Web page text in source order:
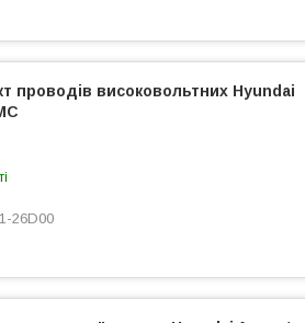
проводів високовольтних Hyundai
26D00